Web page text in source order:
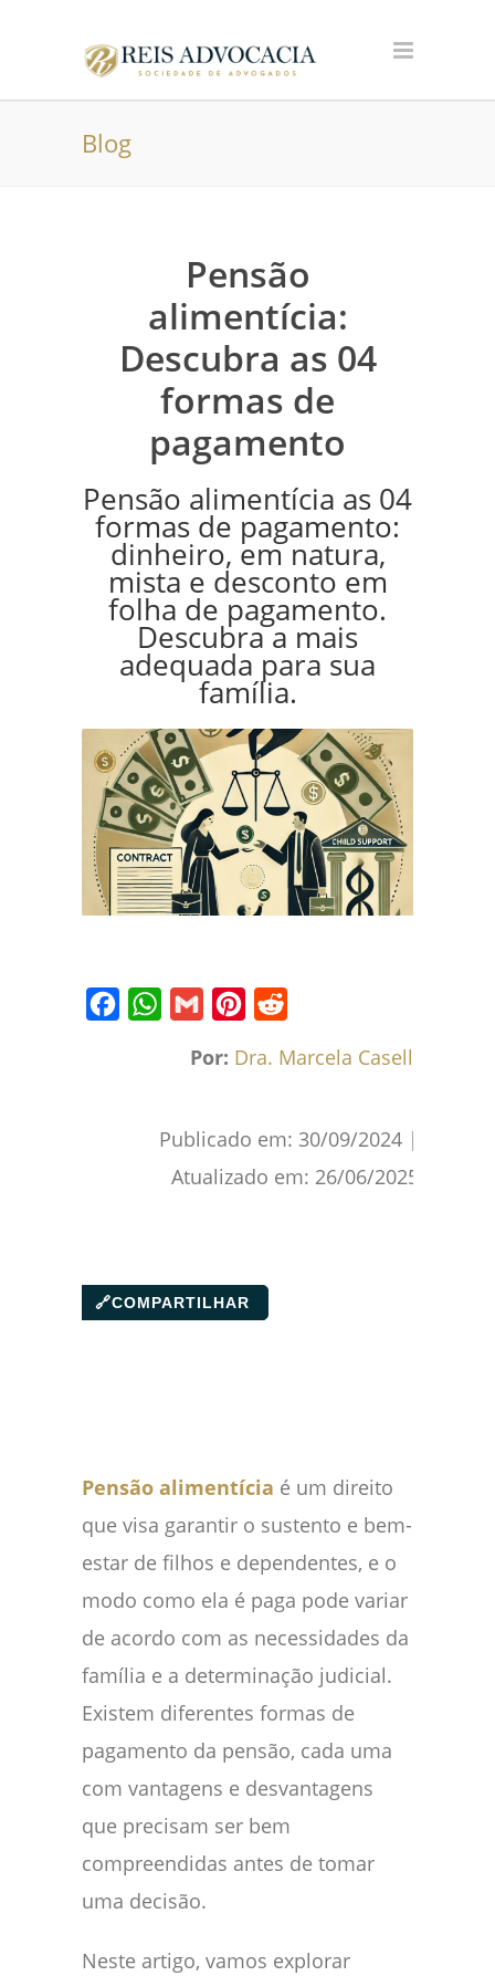
Blog
Pensão
alimentícia:
Descubra as 04
formas de
pagamento
Pensão alimentícia as 04
formas de pagamento:
dinheiro, em natura,
mista e desconto em
folha de pagamento.
Descubra a mais
adequada para sua
família.
Por: Dra. Marcela Caselli
Publicado em: 30/09/2024 |
Atualizado em: 26/06/2025
🔗COMPARTILHAR
Pensão alimentícia é um direito
que visa garantir o sustento e bem-
estar de filhos e dependentes, e o
modo como ela é paga pode variar
de acordo com as necessidades da
família e a determinação judicial.
Existem diferentes formas de
pagamento da pensão, cada uma
com vantagens e desvantagens
que precisam ser bem
compreendidas antes de tomar
uma decisão.
Neste artigo, vamos explorar